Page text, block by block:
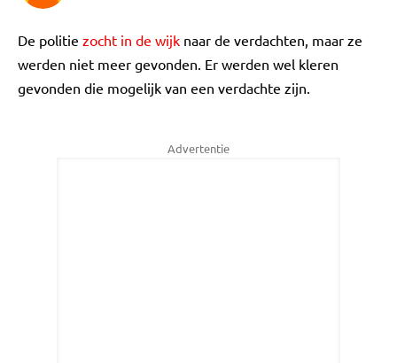
De politie zocht in de wijk naar de verdachten, maar ze
werden niet meer gevonden. Er werden wel kleren
gevonden die mogelijk van een verdachte zijn.
Advertentie